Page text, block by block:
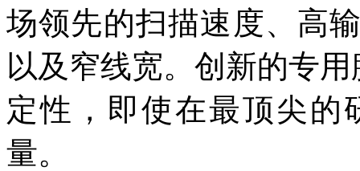
场领先的扫描速度、高
以及窄线宽。创新的专
定性，即使在最顶尖的
量。